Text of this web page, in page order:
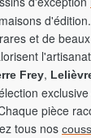
et de
Frey,
pièce
tous nos